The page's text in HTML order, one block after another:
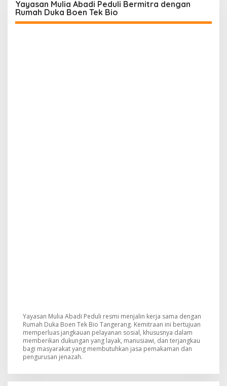
Yayasan Mulia Abadi Peduli Bermitra dengan
Rumah Duka Boen Tek Bio
Yayasan Mulia Abadi Peduli resmi menjalin kerja sama dengan
Rumah Duka Boen Tek Bio Tangerang. Kemitraan ini bertujuan
memperluas jangkauan pelayanan sosial, khususnya dalam
memberikan dukungan yang layak, manusiawi, dan terjangkau
bagi masyarakat yang membutuhkan jasa pemakaman dan
pengurusan jenazah.